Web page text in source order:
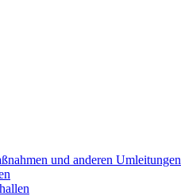
und anderen Umleitungen